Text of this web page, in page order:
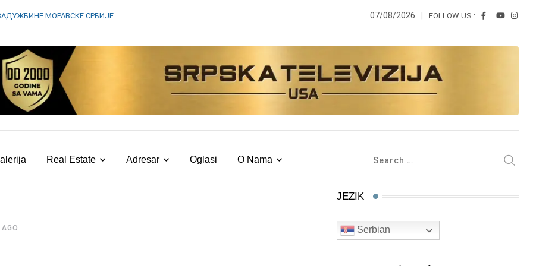
МОРАВСКЕ СРБИЈЕ 07/08/2026 FOLLOW US :
Real Estate Adresar Oglasi O Nama
JEZIK
Serbian